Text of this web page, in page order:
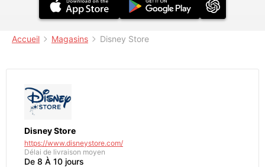
Accueil Magasins Disney Store
Disney Store
https://www.disneystore.com/
Délai de livraison moyen
De 8 À 10 jours